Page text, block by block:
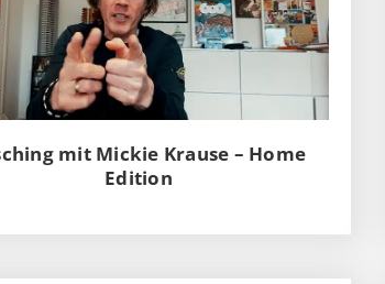
mit Mickie Krause – Home
Edition